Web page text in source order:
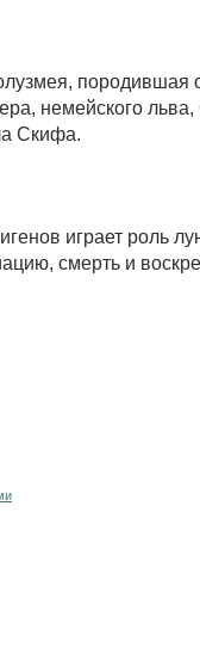
породившая
немейского
Скифа.
играет роль
смерть и